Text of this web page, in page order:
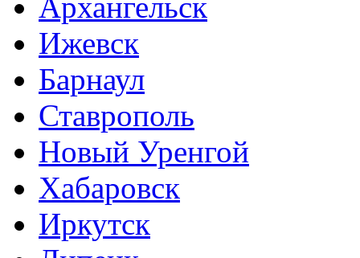
Ижевск
Барнаул
Ставрополь
Новый Уренгой
Хабаровск
Иркутск